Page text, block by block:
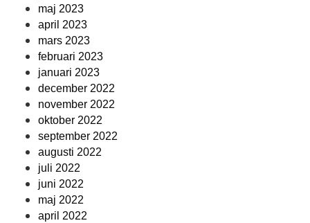
maj 2023
april 2023
mars 2023
februari 2023
januari 2023
december 2022
november 2022
oktober 2022
september 2022
augusti 2022
juli 2022
juni 2022
maj 2022
april 2022